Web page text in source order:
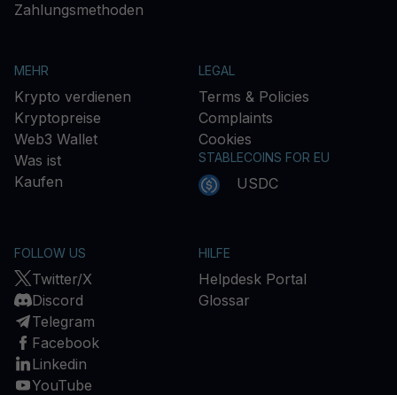
Zahlungsmethoden
MEHR
Krypto verdienen
Kryptopreise
Web3 Wallet
Was ist
Kaufen
LEGAL
Terms & Policies
Complaints
Cookies
STABLECOINS FOR EU
USDC
FOLLOW US
Twitter/X
Discord
Telegram
Facebook
Linkedin
YouTube
HILFE
Helpdesk Portal
Glossar